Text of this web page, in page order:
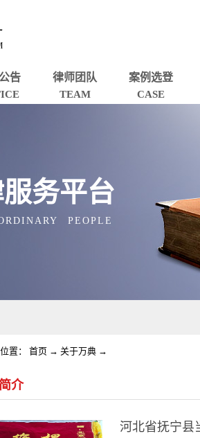
告 律师团队
TEAM
案例选登
CASE
务平台
PEOPLE
置： 首页 → 关于万典 →
介
河北省抚宁县